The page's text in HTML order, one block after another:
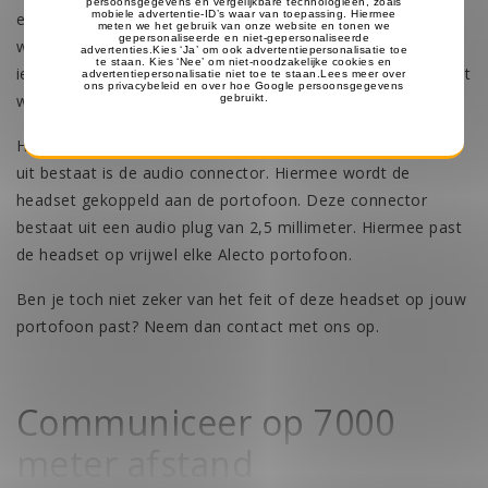
eenvoudig te bedienen en kan door iedereen gebruikt
worden. De spreeksleutel is door de clip gemakkelijk aan
ieder kledingstuk te bevestigen. Hierdoor houd je tijdens het
werk je handen vrij.
Het laatste onderdeel waar deze Alecto portofoon headset
uit bestaat is de audio connector. Hiermee wordt de
headset gekoppeld aan de portofoon. Deze connector
bestaat uit een audio plug van 2,5 millimeter. Hiermee past
de headset op vrijwel elke Alecto portofoon.
Ben je toch niet zeker van het feit of deze headset op jouw
portofoon past? Neem dan contact met ons op.
Communiceer op 7000